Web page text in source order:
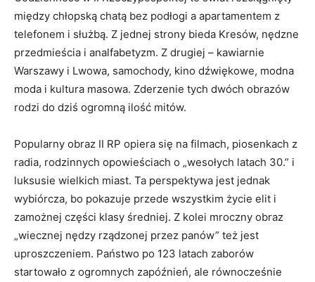
między chłopską chatą bez podłogi a apartamentem z
telefonem i służbą. Z jednej strony bieda Kresów, nędzne
przedmieścia i analfabetyzm. Z drugiej – kawiarnie
Warszawy i Lwowa, samochody, kino dźwiękowe, modna
moda i kultura masowa. Zderzenie tych dwóch obrazów
rodzi do dziś ogromną ilość mitów.
Popularny obraz II RP opiera się na filmach, piosenkach z
radia, rodzinnych opowieściach o „wesołych latach 30.” i
luksusie wielkich miast. Ta perspektywa jest jednak
wybiórcza, bo pokazuje przede wszystkim życie elit i
zamożnej części klasy średniej. Z kolei mroczny obraz
„wiecznej nędzy rządzonej przez panów” też jest
uproszczeniem. Państwo po 123 latach zaborów
startowało z ogromnych zapóźnień, ale równocześnie